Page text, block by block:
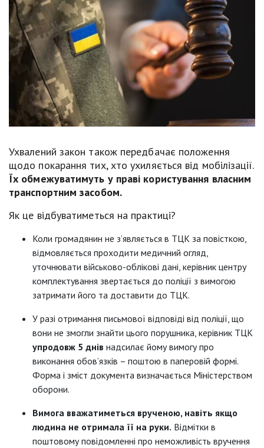
Ухвалений закон також передбачає положення
щодо покарання тих, хто ухиляється від мобілізації.
Їх обмежуватимуть у праві користування власним
транспортним засобом.
Як це відбуватиметься на практиці?
Коли громадянин не з’являється в ТЦК за повісткою,
відмовляється проходити медичний огляд,
уточнювати військово-облікові дані, керівник центру
комплектування звертається до поліції з вимогою
затримати його та доставити до ТЦК.
У разі отримання письмової відповіді від поліції, що
вони не змогли знайти цього порушника, керівник ТЦК
упродовж 5 днів надсилає йому вимогу про
виконання обов’язків – поштою в паперовій формі.
Форма і зміст документа визначається Міністерством
оборони.
Вимога вважатиметься врученою, навіть якщо
людина не отримала її на руки. Відмітки в
поштовому повідомленні про неможливість вручення